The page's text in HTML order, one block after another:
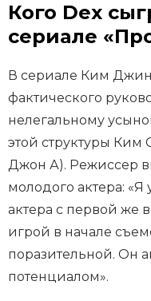
Кого Dex
сериале
В сериале Ким Джин
фактического
нелегальному
этой структуры
Джон А). Режиссер
молодого актера:
актера с первой же
игрой в начале
поразительной. Он
потенциалом».